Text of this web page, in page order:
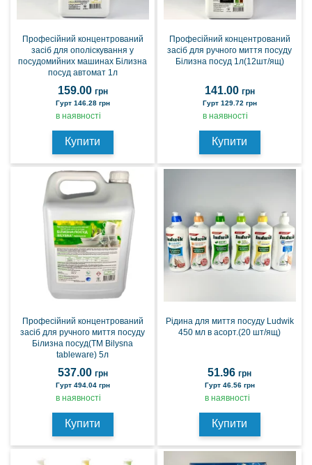
Професійний концентрований
засіб для ополіскування у
посудомийних машинах Білизна
посуд автомат 1л
159.00 грн
Гурт 146.28 грн
в наявності
Купити
Професійний концентрований
засіб для ручного миття посуду
Білизна посуд 1л(12шт/ящ)
141.00 грн
Гурт 129.72 грн
в наявності
Купити
Професійний концентрований
засіб для ручного миття посуду
Білизна посуд(ТМ Bilysna
tableware) 5л
537.00 грн
Гурт 494.04 грн
в наявності
Купити
Рідина для миття посуду Ludwik
450 мл в асорт.(20 шт/ящ)
51.96 грн
Гурт 46.56 грн
в наявності
Купити